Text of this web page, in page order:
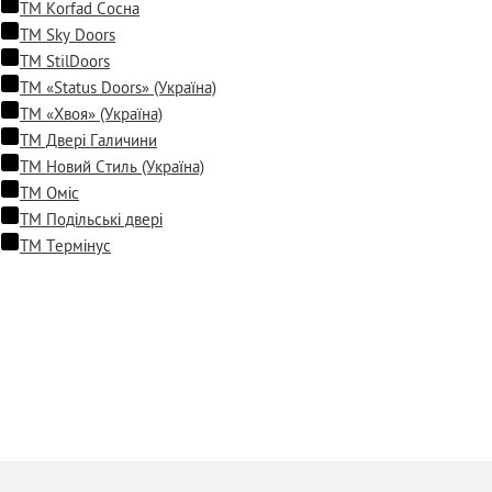
ТМ Korfad Сосна
ТМ Sky Doors
ТМ StilDoors
ТМ «Status Doors» (Україна)
ТМ «Хвоя» (Україна)
ТМ Двері Галичини
ТМ Новий Стиль (Україна)
ТМ Оміс
ТМ Подільські двері
ТМ Термінус